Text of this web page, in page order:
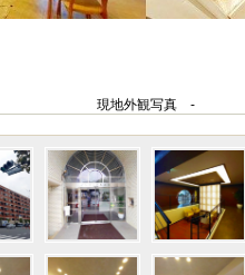
現地外観写真 -